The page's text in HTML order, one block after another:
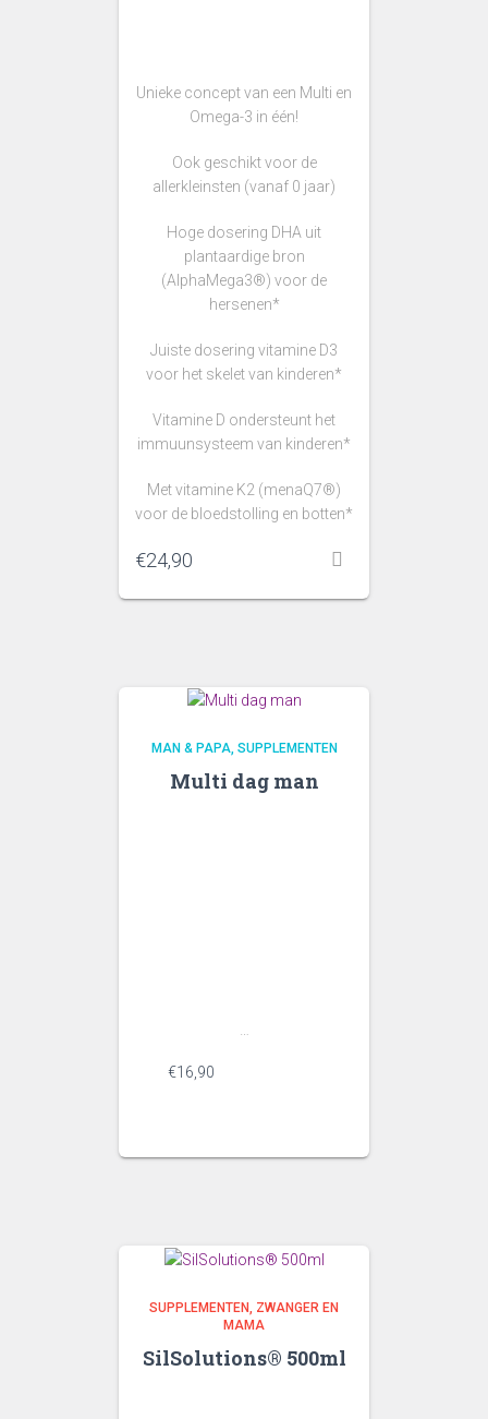
Unieke concept van een Multi en
Omega-3 in één!
Ook geschikt voor de
allerkleinsten (vanaf 0 jaar)
Hoge dosering DHA uit
plantaardige bron
(AlphaMega3®) voor de
hersenen*
Juiste dosering vitamine D3
voor het skelet van kinderen*
Vitamine D ondersteunt het
immuunsysteem van kinderen*
Met vitamine K2 (menaQ7®)
voor de bloedstolling en botten*
€24,90
MAN & PAPA SUPPLEMENTEN
Multi dag man
…
€16,90
SUPPLEMENTEN ZWANGER EN
MAMA
SilSolutions® 500ml